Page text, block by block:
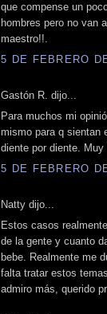
que compense un
hombres pero no van
maestro!!.
5 DE FEBRERO
Gastón R. dijo...
Para muchos mi
mismo para q sientan
diente por diente. Muy
5 DE FEBRERO
Natty dijo...
Estos casos
de la gente y cuanto
bebe. Realmente me
falta tratar estos
admiro más, querido